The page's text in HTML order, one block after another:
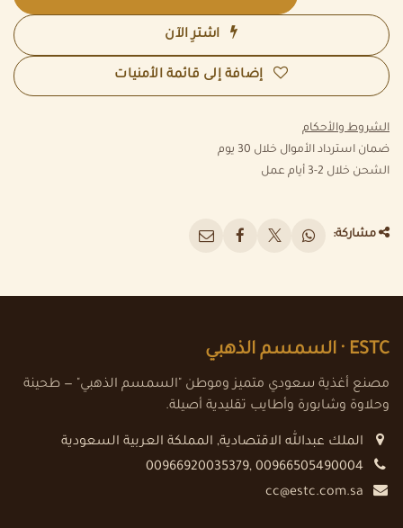
اشترِ الآن
إضافة إلى قائمة الأمنيات
الشروط والأحكام
ضمان استرداد الأموال خلال 30 يوم
الشحن خلال 2-3 أيام عمل
مشاركة:
ESTC · السمسم الذهبي
مصنع أغذية سعودي متميز وموطن "السمسم الذهبي" — طحينة
وحلاوة وشابورة وأطايب تقليدية أصيلة.
الملك عبدالله الاقتصادية, المملكة العربية السعودية
00966920035379, 00966505490004
cc@estc.com.sa